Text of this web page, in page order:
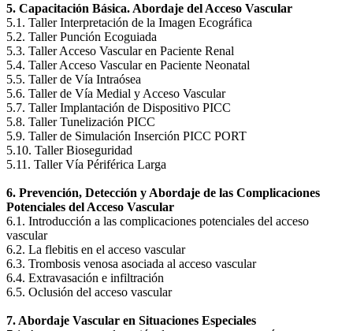
5. Capacitación Básica. Abordaje del Acceso Vascular
5.1. Taller Interpretación de la Imagen Ecográfica
5.2. Taller Punción Ecoguiada
5.3. Taller Acceso Vascular en Paciente Renal
5.4. Taller Acceso Vascular en Paciente Neonatal
5.5. Taller de Vía Intraósea
5.6. Taller de Vía Medial y Acceso Vascular
5.7. Taller Implantación de Dispositivo PICC
5.8. Taller Tunelización PICC
5.9. Taller de Simulación Inserción PICC PORT
5.10. Taller Bioseguridad
5.11. Taller Vía Périférica Larga
6. Prevención, Detección y Abordaje de las Complicaciones
Potenciales del Acceso Vascular
6.1. Introducción a las complicaciones potenciales del acceso
vascular
6.2. La flebitis en el acceso vascular
6.3. Trombosis venosa asociada al acceso vascular
6.4. Extravasación e infiltración
6.5. Oclusión del acceso vascular
7. Abordaje Vascular en Situaciones Especiales